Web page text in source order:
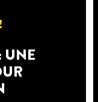
UNE